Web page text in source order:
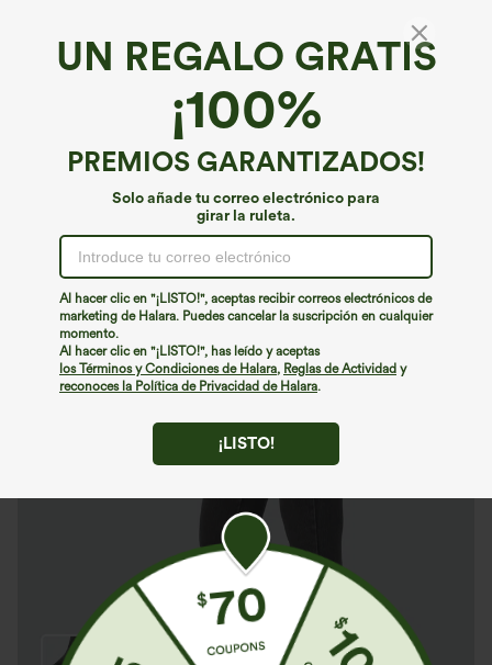
UN REGALO GRATIS
¡100%
PREMIOS GARANTIZADOS!
Solo añade tu correo electrónico para
girar la ruleta.
Al hacer clic en "¡LISTO!", aceptas recibir correos electrónicos de
marketing de Halara. Puedes cancelar la suscripción en cualquier
momento.
Al hacer clic en "¡LISTO!", has leído y aceptas
los Términos y Condiciones de Halara, Reglas de Actividad y
reconoces la Política de Privacidad de Halara.
¡LISTO!
Tejido vaquero Halara Flex™*
Jeans Halara Flex™ denim elásticos
ajustables de tiro alto descolorido y bolsillos
308 )
€44,95 EUR